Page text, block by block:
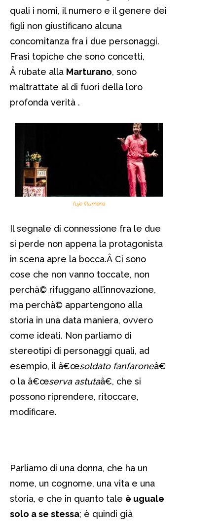
quali i nomi, il numero e il genere dei
figli non giustificano alcuna
concomitanza fra i due personaggi.
Frasi topiche che sono concetti,
Â rubate alla Marturano, sono
maltrattate al di fuori della loro
profonda verità .
fuje filumena
Il segnale di connessione fra le due
si perde non appena la protagonista
in scena apre la bocca.Â Ci sono
cose che non vanno toccate, non
perchà© rifuggano all’innovazione,
ma perchà© appartengono alla
storia in una data maniera, ovvero
come ideati. Non parliamo di
stereotipi di personaggi quali, ad
esempio, il â€œsoldato fanfaroneâ€
o la â€œserva astutaâ€, che si
possono riprendere, ritoccare,
modificare.
Parliamo di una donna, che ha un
nome, un cognome, una vita e una
storia, e che in quanto tale è uguale
solo a se stessa; è quindi già